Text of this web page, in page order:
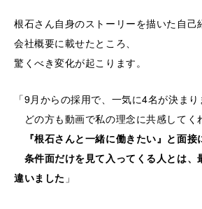
根石さん自身のストーリーを描いた自己
会社概要に載せたところ、
驚くべき変化が起こります。
「9月からの採用で、一気に4名が決まり
どの方も動画で私の理念に共感してく
『根石さんと一緒に働きたい』と面接
条件面だけを見て入ってくる人とは、
違いました 」